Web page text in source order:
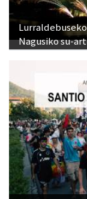
Nagusiko su-